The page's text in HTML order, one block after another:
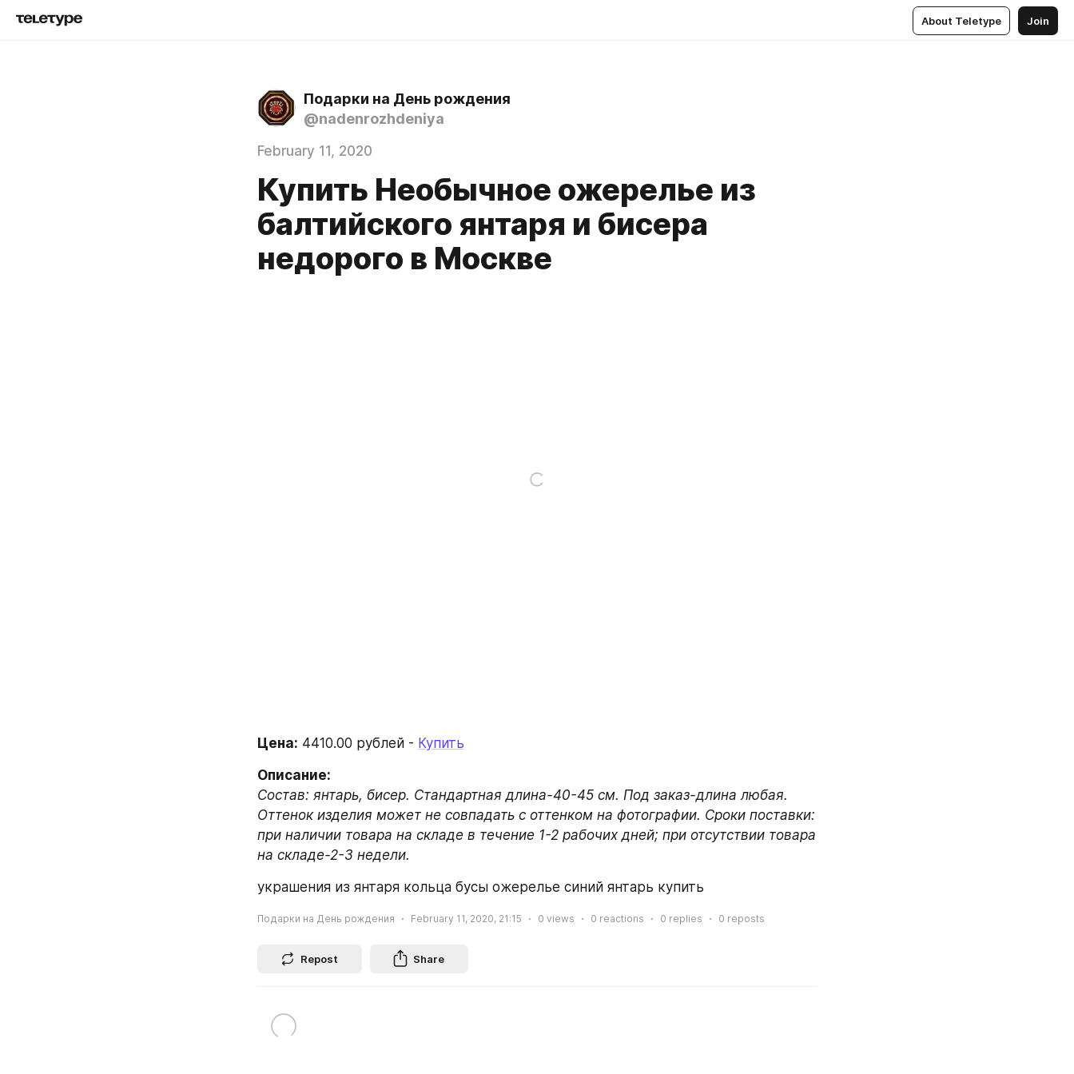
About Teletype Join
Подарки на День рождения
@nadenrozhdeniya
February 11, 2020
Купить Необычное ожерелье из
балтийского янтаря и бисера
недорого в Москве
Цена: 4410.00 рублей - Купить
Описание:
Состав: янтарь, бисер. Стандартная длина-40-45 см. Под заказ-длина любая.
Оттенок изделия может не совпадать с оттенком на фотографии. Сроки поставки:
при наличии товара на складе в течение 1-2 рабочих дней; при отсутствии товара
на складе-2-3 недели.
украшения из янтаря кольца бусы ожерелье синий янтарь купить
Подарки на День рождения February 11, 2020, 21:15 0 views 0 reactions 0 replies 0 reposts
Repost Share